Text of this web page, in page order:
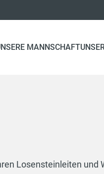
MANNSCHAFT
Losensteinleiten und